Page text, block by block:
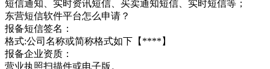
短信通知、实时资讯短信、买卖通知短信、实时短信等；
东营短信软件平台怎么申请？
报备短信签名：
格式:公司名称或简称格式如下【****】
报备企业资质：
营业执照扫描件或电子版。